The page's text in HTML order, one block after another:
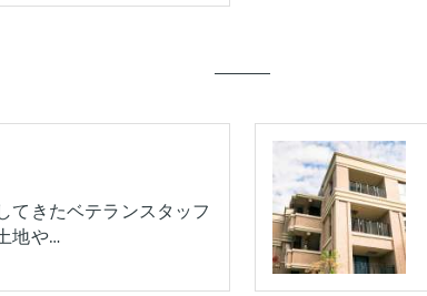
てきたベテランスタッフ
地や…